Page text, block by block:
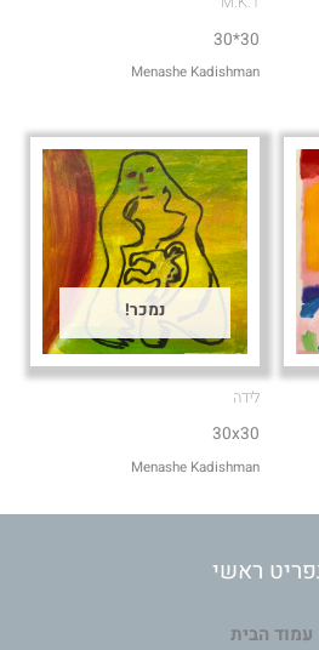
30*30
Menashe Kadishman
נמכר!
לידה
30x30
Menashe Kadishman
ראשי
עמוד הבית